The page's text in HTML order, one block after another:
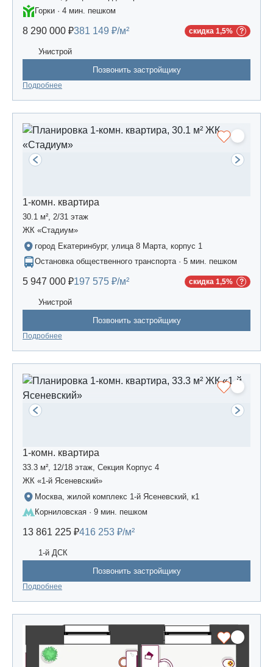
Горки · 4 мин. пешком
8 290 000 ₽381 149 ₽/м² скидка 1,5%
Унистрой
Позвонить застройщику
Подробнее
1-комн. квартира
30.1 м², 2/31 этаж
ЖК «Стадиум»
город Екатеринбург, улица 8 Марта, корпус 1
Остановка общественного транспорта · 5 мин. пешком
5 947 000 ₽197 575 ₽/м² скидка 1,5%
Унистрой
Позвонить застройщику
Подробнее
1-комн. квартира
33.3 м², 12/18 этаж, Секция Корпус 4
ЖК «1-й Ясеневский»
Москва, жилой комплекс 1-й Ясеневский, к1
Корниловская · 9 мин. пешком
13 861 225 ₽416 253 ₽/м²
1-й ДСК
Позвонить застройщику
Подробнее